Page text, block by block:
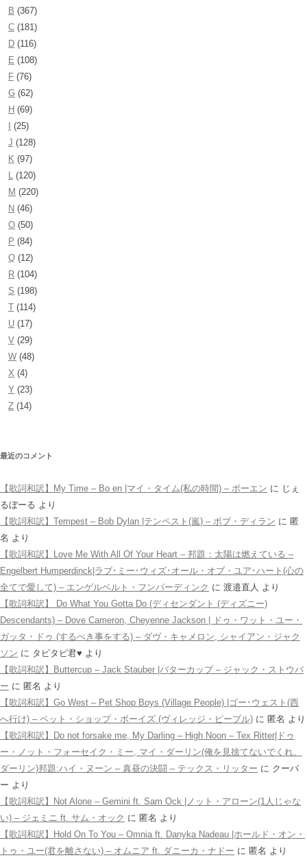
B (367)
C (181)
D (116)
E (108)
F (76)
G (62)
H (69)
(25)
J (128)
K (97)
L (120)
M (220)
N (46)
O (50)
P (84)
Q (12)
R (104)
S (198)
T (114)
U (17)
V (29)
W (48)
X (4)
Y (23)
Z (14)
最近のコメント
【歌詞和訳】My Time – Bo en |マイ・タイム(私の時間) – ボーエン に じぇ
るぼーる より
【歌詞和訳】Tempest – Bob Dylan |テンペスト(嵐) – ボブ・ディラン に 匿
名 より
【歌詞和訳】Love Me With All Of Your Heart – 邦題：太陽は燃えている –
Engelbert Humperdinck|ラブ･ミー･ウィズ･オール・オブ・ユア･ハート(心の
全てで愛して) – エンゲルベルト・フンパーディンク に 渡邉直人 より
【歌詞和訳】 Do What You Gotta Do (ディセンダント (ディズニー)
Descendants) – Dove Cameron, Cheyenne Jackson | ドゥ・ワット・ユー・
ガッタ・ドゥ (するべき事をする) – ダヴ・キャメロン, シャイアン・ジャク
ソン に タピタピ君♥️ より
【歌詞和訳】Buttercup – Jack Stauber |バターカップ – ジャック・ストウバ
ー に 匿名 より
【歌詞和訳】Go West – Pet Shop Boys (Village People) |ゴー･ウェスト(西
へ行け) – ペット・ショップ・ボーイズ (ヴィレッジ・ピープル) に 匿名 より
【歌詞和訳】Do not forsake me, My Darling – High Noon – Tex Ritter|ドゥ
ー・ノット・フォーセイク・ミー, マイ・ダーリン(俺を見捨てないでくれ、
ダーリン)邦題:ハイ・ヌーン – 真昼の決闘 – テックス・リッター に クーパ
ー より
【歌詞和訳】Not Alone – Gemini ft. Sam Ock |ノット・アローン(1人じゃな
い) – ジェミニ ft. サム・オック に 匿名 より
【歌詞和訳】Hold On To You – Omnia ft. Danyka Nadeau |ホールド・オン・
トゥ・ユー(君を離さない) – オムニア ft. ダニーカ・ナドー に 匿名 より